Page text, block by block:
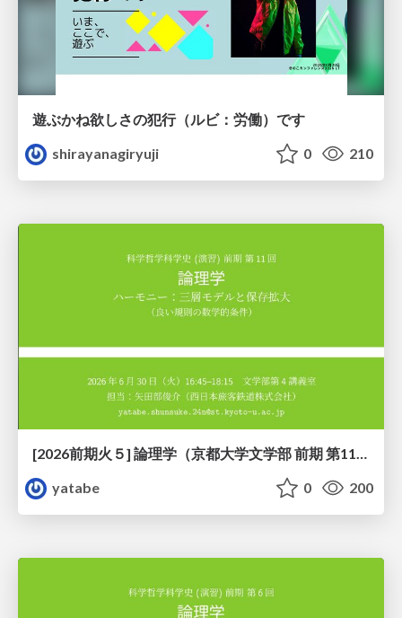
遊ぶかね欲しさの犯行（ルビ：労働）です
shirayanagiryuji
0 210
[2026前期火５] 論理学（京都大学文学部 前期 第11回）「ハーモニー：三層モデルと保存拡大」
yatabe
0 200